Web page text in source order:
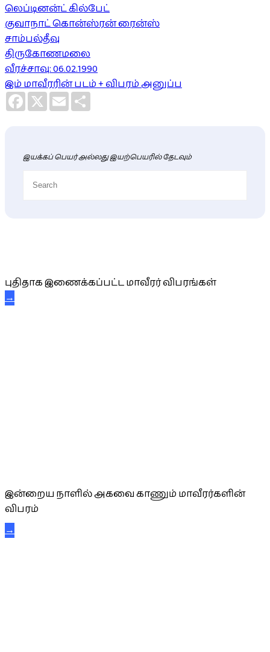
லெப்டினன்ட் கில்பேட்
குவாநாட் கொன்ஸ்ரன் ரைன்ஸ்
சாம்பல்தீவு
திருகோணமலை
வீரச்சாவு: 06.02.1990
இம் மாவீரரின் படம் + விபரம் அனுப்ப
Facebook
X Email
இயக்கப் பெயர் அல்லது இயற்பெயரில் தேடவும்
புதிதாக இணைக்கப்பட்ட மாவீரர் விபரங்கள்
→
இன்றைய நாளில் அகவை காணும் மாவீரர்களின்
விபரம்
→